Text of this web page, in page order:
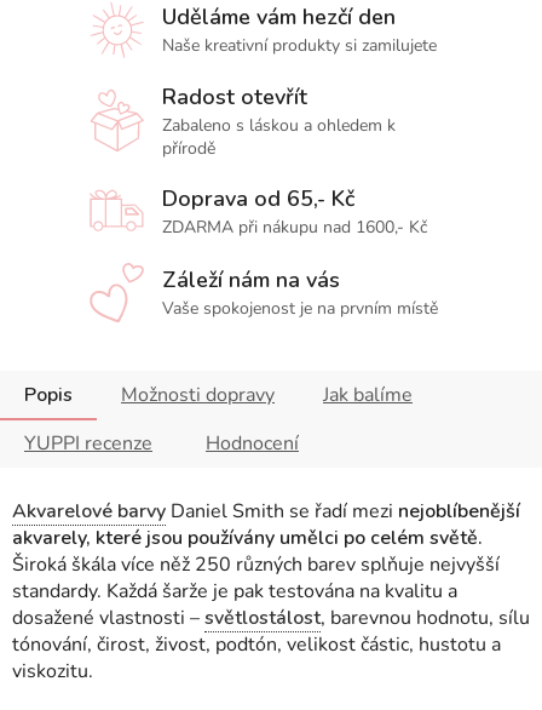
Uděláme vám hezčí den
Naše kreativní produkty si zamilujete
Radost otevřít
Zabaleno s láskou a ohledem k
přírodě
Doprava od 65,- Kč
ZDARMA při nákupu nad 1600,- Kč
Záleží nám na vás
Vaše spokojenost je na prvním místě
Popis Možnosti dopravy
Jak balíme
YUPPI recenze
Hodnocení
Akvarelové barvy Daniel Smith se řadí mezi nejoblíbenější
akvarely, které jsou používány umělci po celém světě.
Široká škála více něž 250 různých barev splňuje nejvyšší
standardy. Každá šarže je pak testována na kvalitu a
dosažené vlastnosti –světlostálost, barevnou hodnotu, sílu
tónování, čirost, živost, podtón, velikost částic, hustotu a
viskozitu.